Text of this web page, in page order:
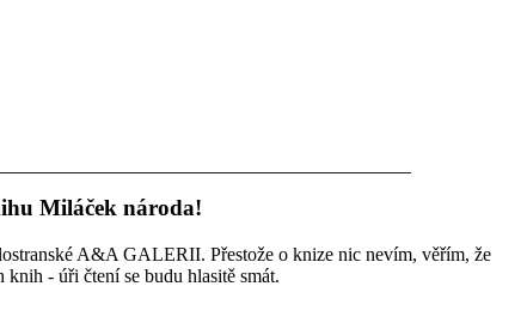
Miláček národa!
A&A GALERII. Přestože o knize nic nevím, věřím, že
knih - úři čtení se budu hlasitě smát.